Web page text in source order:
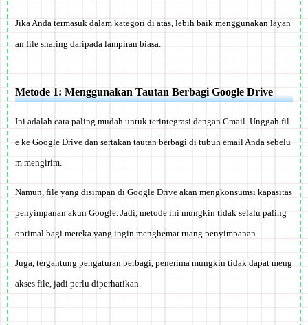
Jika Anda termasuk dalam kategori di atas, lebih baik menggunakan layan
an file sharing daripada lampiran biasa.
Metode 1: Menggunakan Tautan Berbagi Google Drive
Ini adalah cara paling mudah untuk terintegrasi dengan Gmail. Unggah fil
e ke Google Drive dan sertakan tautan berbagi di tubuh email Anda sebelu
m mengirim.
Namun, file yang disimpan di Google Drive akan mengkonsumsi kapasitas
penyimpanan akun Google. Jadi, metode ini mungkin tidak selalu paling
optimal bagi mereka yang ingin menghemat ruang penyimpanan.
Juga, tergantung pengaturan berbagi, penerima mungkin tidak dapat meng
akses file, jadi perlu diperhatikan.